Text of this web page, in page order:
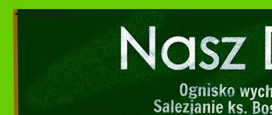
Dokumenty